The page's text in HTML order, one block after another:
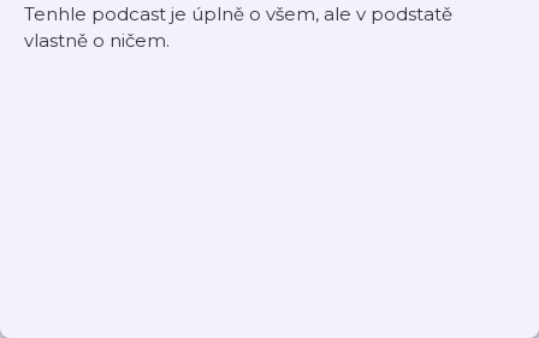
Tenhle podcast je úplně o všem, ale v podstatě
vlastně o ničem.